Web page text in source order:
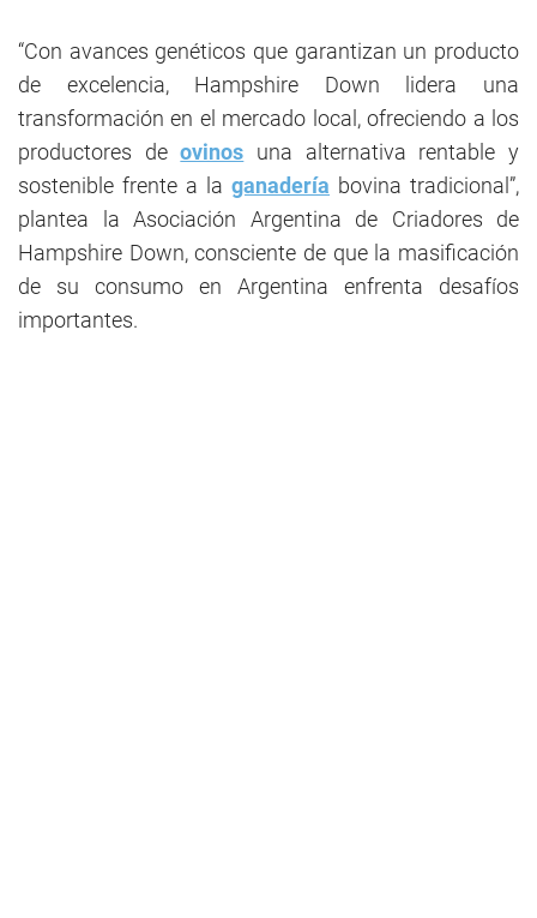
“Con avances genéticos que garantizan un producto
de excelencia, Hampshire Down lidera una
transformación en el mercado local, ofreciendo a los
productores deovinos una alternativa rentable y
sostenible frente a la ganadería bovina tradicional”,
plantea la Asociación Argentina de Criadores de
Hampshire Down, consciente de que la masificación
de su consumo en Argentina enfrenta desafíos
importantes.